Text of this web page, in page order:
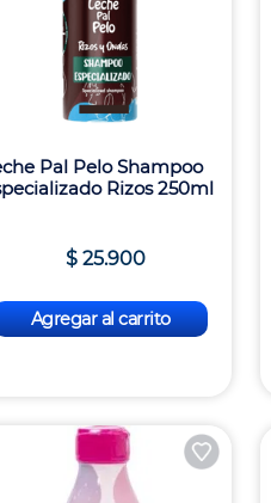
Pal Pelo Shampoo
Rizos 250ml
$ 25.900
Agregar al carrito